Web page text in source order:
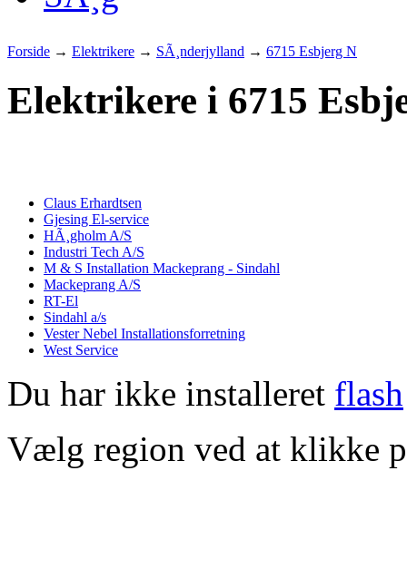
Forside → Elektrikere → SÃ¸nderjylland → 6715 Esbjerg N
Elektrikere i 6715
Claus Erhardtsen
Gjesing El-service
HÃ¸gholm A/S
Industri Tech A/S
M & S Installation Mackeprang - Sindahl
Mackeprang A/S
RT-El
Sindahl a/s
Vester Nebel Installationsforretning
West Service
Du har ikke installeret flash
Vælg region ved at klikke